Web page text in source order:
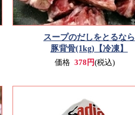
スープのだしをとるなら
豚背骨(1kg) 【冷凍】
価格 378円(税込)